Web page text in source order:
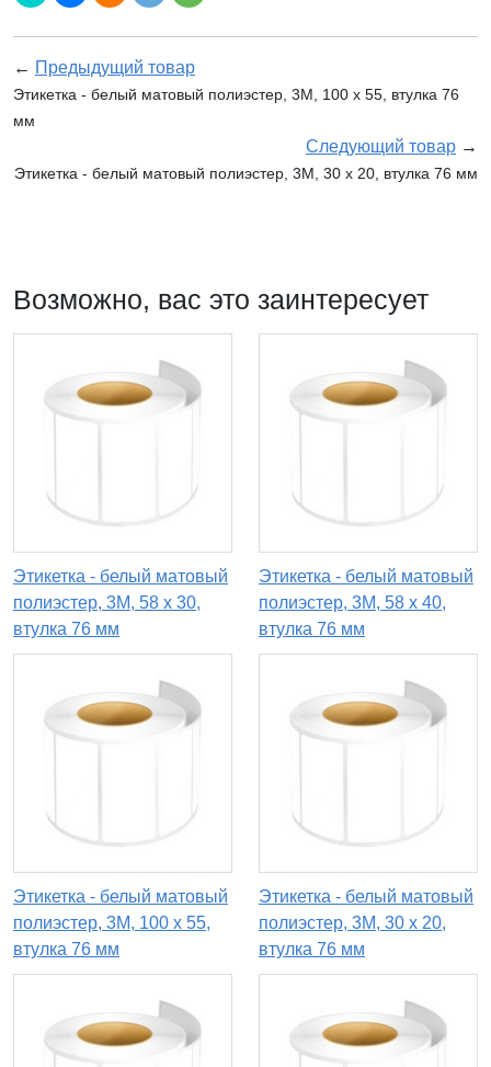
← Предыдущий товар
Этикетка - белый матовый полиэстер, 3М, 100 x 55, втулка 76
мм
Следующий товар →
Этикетка - белый матовый полиэстер, 3М, 30 x 20, втулка 76 мм
Возможно, вас это заинтересует
Этикетка - белый матовый
полиэстер, 3М, 58 x 30,
втулка 76 мм
Этикетка - белый матовый
полиэстер, 3М, 58 x 40,
втулка 76 мм
Этикетка - белый матовый
полиэстер, 3М, 100 x 55,
втулка 76 мм
Этикетка - белый матовый
полиэстер, 3М, 30 x 20,
втулка 76 мм